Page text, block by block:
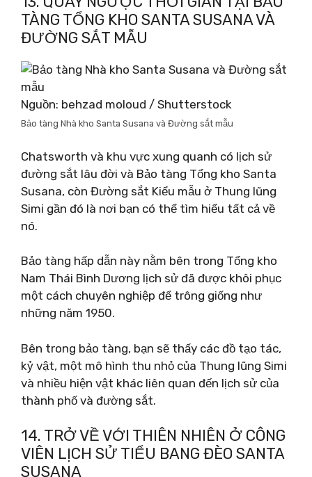
TÀNG TỔNG KHO SANTA SUSANA VÀ
ĐƯỜNG SẮT MẪU
Nguồn: behzad moloud / Shutterstock
Bảo tàng Nhà kho Santa Susana và Đường sắt mẫu
Chatsworth và khu vực xung quanh có lịch sử
đường sắt lâu đời và Bảo tàng Tổng kho Santa
Susana, còn Đường sắt Kiểu mẫu ở Thung lũng
Simi gần đó là nơi bạn có thể tìm hiểu tất cả về
nó.
Bảo tàng hấp dẫn này nằm bên trong Tổng kho
Nam Thái Bình Dương lịch sử đã được khôi phục
một cách chuyên nghiệp để trông giống như
những năm 1950.
Bên trong bảo tàng, bạn sẽ thấy các đồ tạo tác,
kỷ vật, một mô hình thu nhỏ của Thung lũng Simi
và nhiều hiện vật khác liên quan đến lịch sử của
thành phố và đường sắt.
14. TRỞ VỀ VỚI THIÊN NHIÊN Ở CÔNG
VIÊN LỊCH SỬ TIỂU BANG ĐÈO SANTA
SUSANA